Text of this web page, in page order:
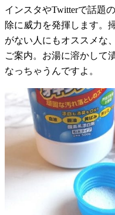
インスタやTwitterで話題
除に威力を発揮します。
がない人にもオススメな
ご案内。お湯に溶かして
なっちゃうんですよ。